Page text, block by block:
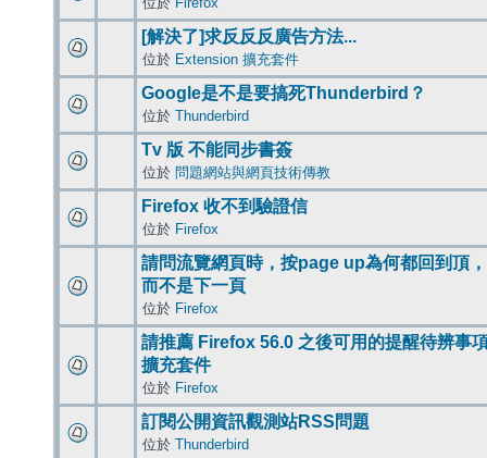
[解決了]求反反反廣告方法...
位於 Extension 擴充套件
Google是不是要搞死Thunderbird？
位於 Thunderbird
Tv 版 不能同步書簽
位於 問題網站與網頁技術傳教
Firefox 收不到驗證信
位於 Firefox
請問流覽網頁時，按page up為何都回到頂，
而不是下一頁
位於 Firefox
請推薦 Firefox 56.0 之後可用的提醒待辨事
擴充套件
位於 Firefox
訂閱公開資訊觀測站RSS問題
位於 Thunderbird